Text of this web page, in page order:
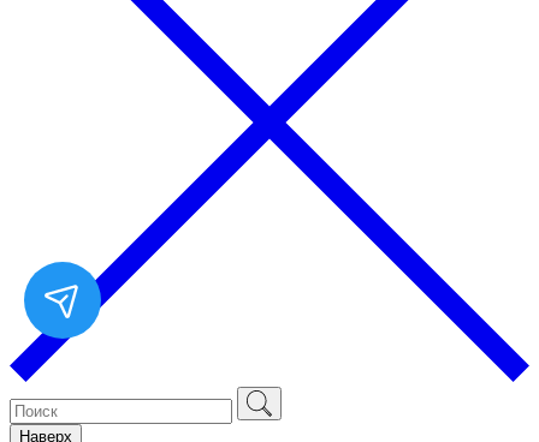
Наверх